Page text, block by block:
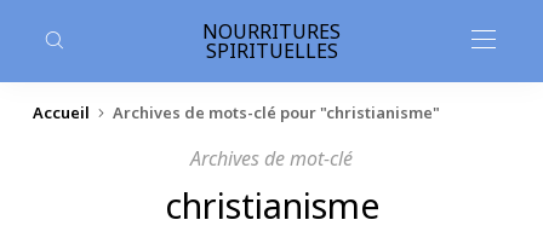
principal
NOURRITURES
SPIRITUELLES
Accueil Archives de mots-clé pour "christianisme"
Archives de mot-clé
christianisme